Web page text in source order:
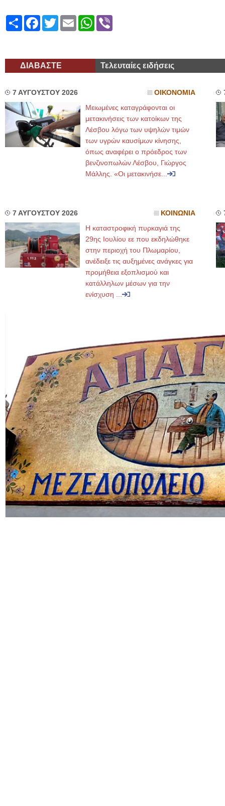
ShareFacebook
TwitterEmailWhatsApp
ΔΙΑΒΑΣΤΕ Τελευταίες ειδήσεις
7 ΑΥΓΟΥΣΤΟΥ 2026 ΟΙΚΟΝΟΜΙΑ
Μειωμένες καταγράφονται οι
μετακινήσεις των κατοίκων της
Λέσβου λόγω των υψηλών τιμών
των υγρών καυσίμων κίνησης,
όπως αναφέρει ο πρόεδρος των
βενζινοπωλών Λέσβου, Γιώργος
Μάλλης. «Οι μετακινήσε...
7 ΑΥΓΟΥΣΤΟΥ 2026 ΚΟΙΝΩΝΙΑ
Η καταστροφική πυρκαγιά της
29ης Ιουλίου εε που εκδηλώθηκε
στην περιοχή του Πλωμαρίου,
ανέδειξε τις αυξημένες ανάγκες για
προμήθεια εξοπλισμού και
κατάλληλων μέσων για την
ενίσχυση ...